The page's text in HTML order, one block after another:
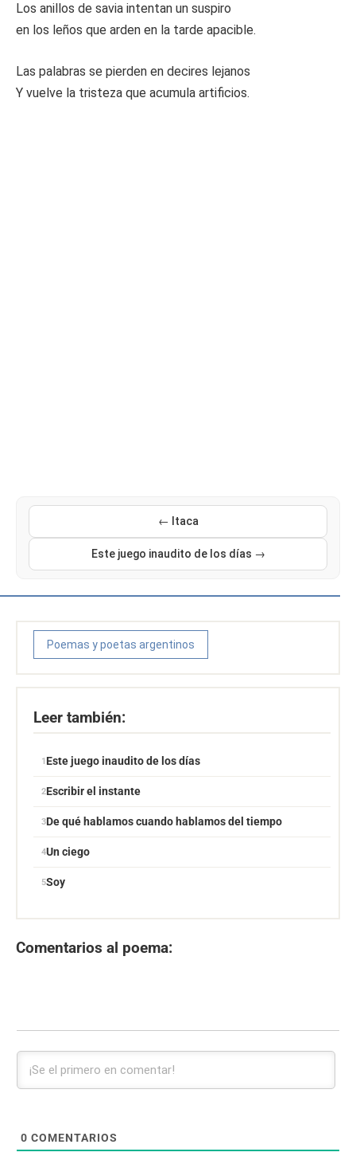
Los anillos de savia intentan un suspiro
en los leños que arden en la tarde apacible.
Las palabras se pierden en decires lejanos
Y vuelve la tristeza que acumula artificios.
← Itaca
Este juego inaudito de los días →
Poemas y poetas argentinos
Leer también:
Este juego inaudito de los días
Escribir el instante
De qué hablamos cuando hablamos del tiempo
Un ciego
Soy
Comentarios al poema:
0 COMENTARIOS